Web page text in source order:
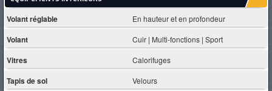
Volant réglable En hauteur et en profondeur
Volant Cuir | Multi-fonctions | Sport
Vitres Calorifuges
Tapis de sol Velours